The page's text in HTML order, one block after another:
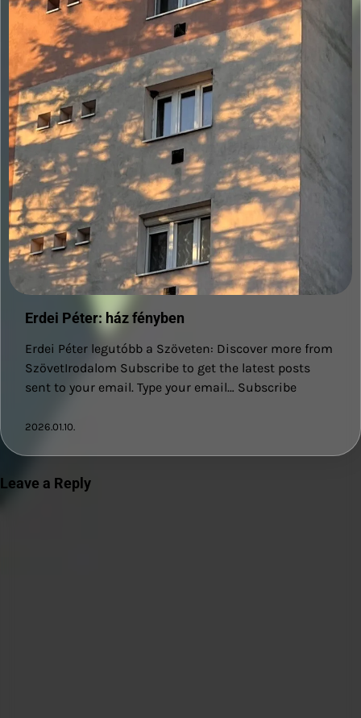
Erdei Péter: ház fényben
Erdei Péter legutóbb a Szöveten: Discover more from
SzövetIrodalom Subscribe to get the latest posts
sent to your email. Type your email… Subscribe
2026.01.10.
Leave a Reply